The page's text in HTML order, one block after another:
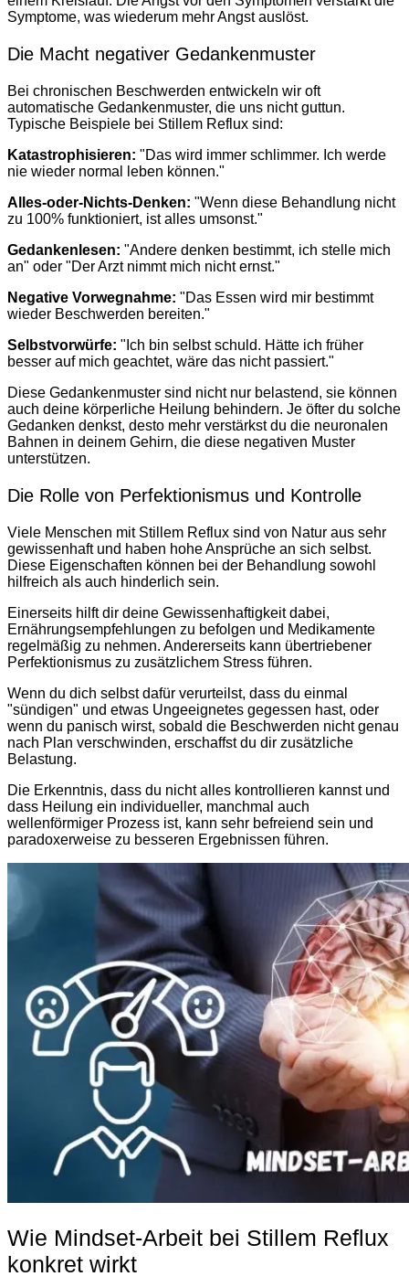
Symptome, was wiederum mehr Angst auslöst.
Die Macht negativer Gedankenmuster
Bei chronischen Beschwerden entwickeln wir oft
automatische Gedankenmuster, die uns nicht guttun.
Typische Beispiele bei Stillem Reflux sind:
Katastrophisieren: "Das wird immer schlimmer. Ich werde
nie wieder normal leben können."
Alles-oder-Nichts-Denken: "Wenn diese Behandlung nicht
zu 100% funktioniert, ist alles umsonst."
Gedankenlesen: "Andere denken bestimmt, ich stelle mich
an" oder "Der Arzt nimmt mich nicht ernst."
Negative Vorwegnahme: "Das Essen wird mir bestimmt
wieder Beschwerden bereiten."
Selbstvorwürfe: "Ich bin selbst schuld. Hätte ich früher
besser auf mich geachtet, wäre das nicht passiert."
Diese Gedankenmuster sind nicht nur belastend, sie können
auch deine körperliche Heilung behindern. Je öfter du solche
Gedanken denkst, desto mehr verstärkst du die neuronalen
Bahnen in deinem Gehirn, die diese negativen Muster
unterstützen.
Die Rolle von Perfektionismus und Kontrolle
Viele Menschen mit Stillem Reflux sind von Natur aus sehr
gewissenhaft und haben hohe Ansprüche an sich selbst.
Diese Eigenschaften können bei der Behandlung sowohl
hilfreich als auch hinderlich sein.
Einerseits hilft dir deine Gewissenhaftigkeit dabei,
Ernährungsempfehlungen zu befolgen und Medikamente
regelmäßig zu nehmen. Andererseits kann übertriebener
Perfektionismus zu zusätzlichem Stress führen.
Wenn du dich selbst dafür verurteilst, dass du einmal
"sündigen" und etwas Ungeeignetes gegessen hast, oder
wenn du panisch wirst, sobald die Beschwerden nicht genau
nach Plan verschwinden, erschaffst du dir zusätzliche
Belastung.
Die Erkenntnis, dass du nicht alles kontrollieren kannst und
dass Heilung ein individueller, manchmal auch
wellenförmiger Prozess ist, kann sehr befreiend sein und
paradoxerweise zu besseren Ergebnissen führen.
Wie Mindset-Arbeit bei Stillem Reflux
konkret wirkt